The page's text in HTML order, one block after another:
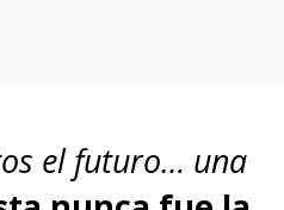
del manga de
estaba en la
el futuro… una